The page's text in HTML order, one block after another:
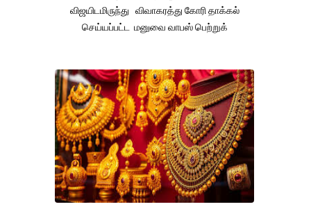
விஜயிடமிருந்து விவாகரத்து கோரி தாக்கல்
செய்யப்பட்ட மனுவை வாபஸ் பெற்றுக்